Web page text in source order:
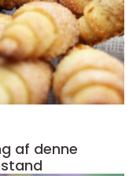
af denne